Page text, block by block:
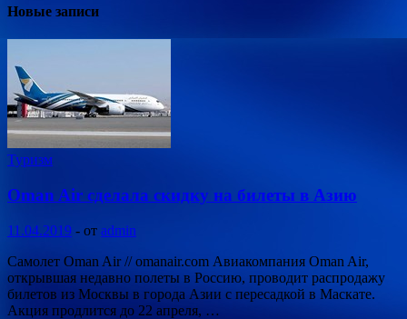
Новые записи
Туризм
Oman Air сделала скидку на билеты в Азию
11.04.2019 - от admin
Самолет Oman Air // omanair.com Авиакомпания Oman Air,
открывшая недавно полеты в Россию, проводит распродажу
билетов из Москвы в города Азии с пересадкой в Маскате.
Акция продлится до 22 апреля, …